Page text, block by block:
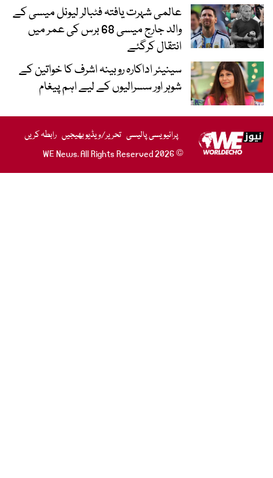
عالمی شہرت یافتہ فٹبالر لیونل میسی کے
والد جارج میسی 68 برس کی عمر میں
انتقال کرگئے
سینیئر اداکارہ روبینہ اشرف کا خواتین کے
شوہر اور سسرالیوں کے لیے اہم پیغام
پرائیویسی پالیسی تحریر/ویڈیو بھیجیں رابطہ کریں
© 2026 WE News. All Rights Reserved